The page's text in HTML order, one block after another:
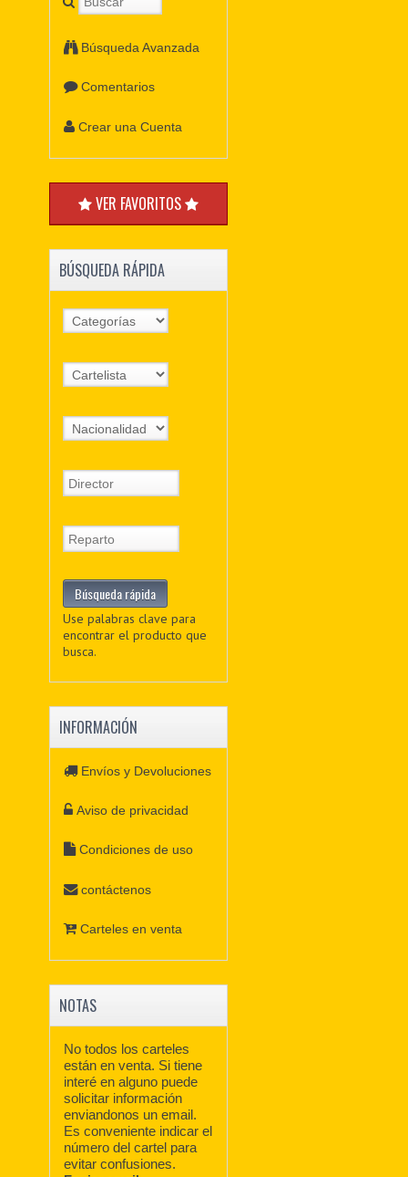
Búsqueda Avanzada
Comentarios
Crear una Cuenta
VER FAVORITOS
BÚSQUEDA RÁPIDA
Use palabras clave para
encontrar el producto que
busca.
INFORMACIÓN
Envíos y Devoluciones
Aviso de privacidad
Condiciones de uso
contáctenos
Carteles en venta
NOTAS
No todos los carteles
están en venta. Si tiene
interé en alguno puede
solicitar información
enviandonos un email.
Es conveniente indicar el
número del cartel para
evitar confusiones.